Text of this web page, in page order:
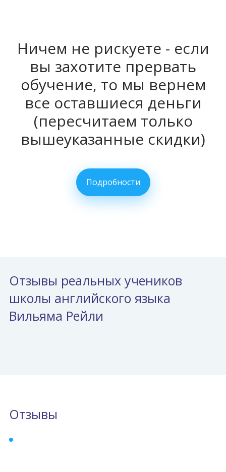
Ничем не рискуете - если
вы захотите прервать
обучение, то мы вернем
все оставшиеся деньги
(пересчитаем только
вышеуказанные скидки)
Подробности
Отзывы реальных учеников
школы английского языка
Вильяма Рейли
Отзывы